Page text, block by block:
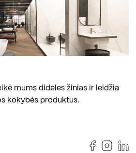
mums dideles žinias ir leidžia
kokybės produktus.